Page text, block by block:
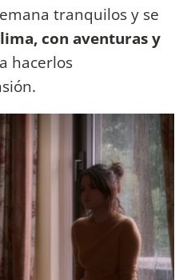
tranquilos y se
con aventuras y
hacerlos